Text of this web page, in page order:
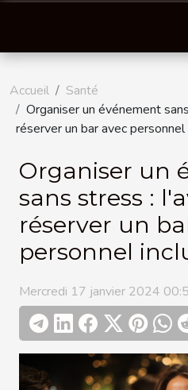
Accueil
Santé
Organiser un événement
réserver un bar avec personnel
Organiser un
sans stress :
réserver un
personnel
Mercredi 17 janvier 2024